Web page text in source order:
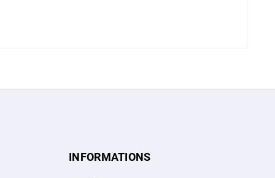
INFORMATIONS